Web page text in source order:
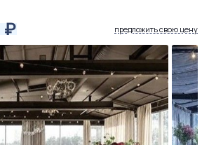
₽ предложить свою цену